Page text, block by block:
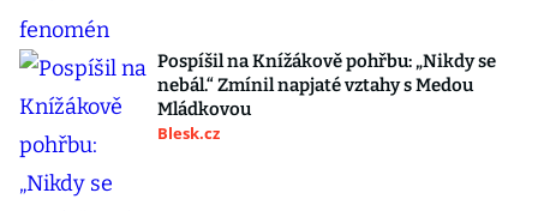
Pospíšil na Knížákově pohřbu: „Nikdy se
nebál.“ Zmínil napjaté vztahy s Medou
Mládkovou
Blesk.cz